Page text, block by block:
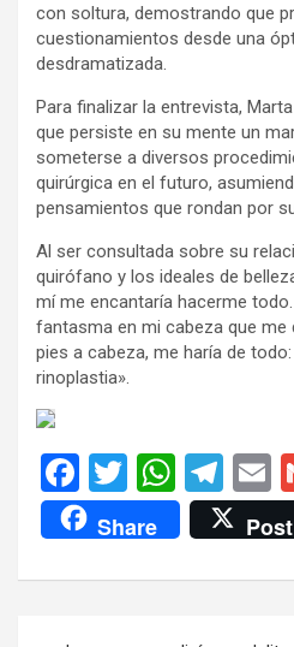
con soltura, demostrando que
cuestionamientos desde una
desdramatizada.
Para finalizar la entrevista,
que persiste en su mente un
someterse a diversos
quirúrgica en el futuro,
pensamientos que rondan por
Al ser consultada sobre su
quirófano y los ideales de
mí me encantaría hacerme
fantasma en mi cabeza que me
pies a cabeza, me haría de
rinoplastia».
F
a
ce
b
T
wi
tt
er
W
h
at
s
T
el
e
gr
E
Share Post